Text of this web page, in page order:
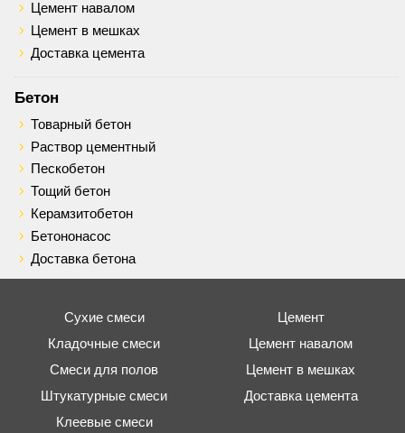
Цемент навалом
Цемент в мешках
Доставка цемента
Бетон
Товарный бетон
Раствор цементный
Пескобетон
Тощий бетон
Керамзитобетон
Бетононасос
Доставка бетона
Сухие смеси
Кладочные смеси
Смеси для полов
Штукатурные смеси
Клеевые смеси
Цемент
Цемент навалом
Цемент в мешках
Доставка цемента